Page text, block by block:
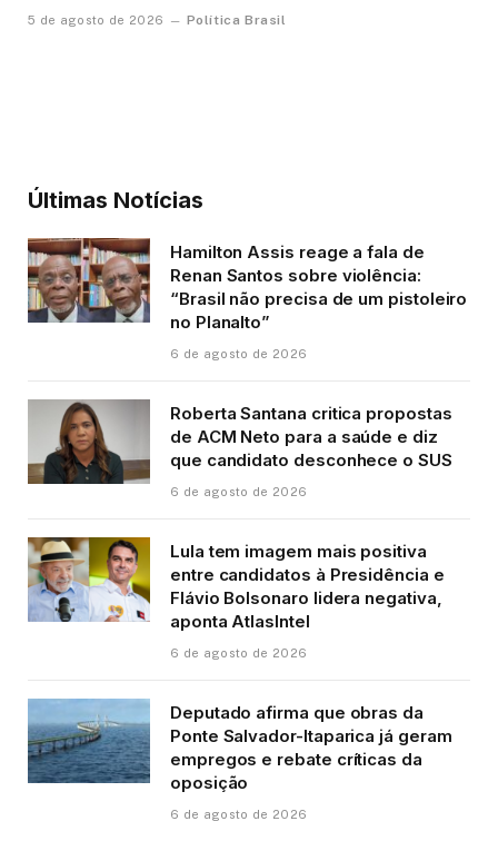
5 de agosto de 2026 Política Brasil
Últimas Notícias
Hamilton Assis reage a fala de
Renan Santos sobre violência:
“Brasil não precisa de um pistoleiro
no Planalto”
6 de agosto de 2026
Roberta Santana critica propostas
de ACM Neto para a saúde e diz
que candidato desconhece o SUS
6 de agosto de 2026
Lula tem imagem mais positiva
entre candidatos à Presidência e
Flávio Bolsonaro lidera negativa,
aponta AtlasIntel
6 de agosto de 2026
Deputado afirma que obras da
Ponte Salvador-Itaparica já geram
empregos e rebate críticas da
oposição
6 de agosto de 2026